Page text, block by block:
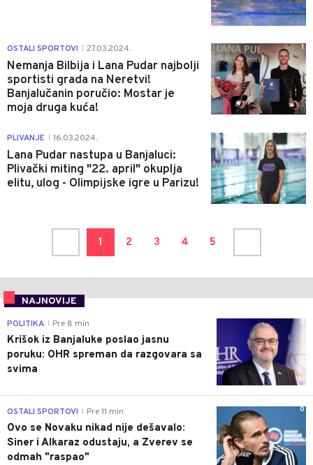
OSTALI SPORTOVI 27.03.2024.
Nemanja Bilbija i Lana Pudar najbolji
sportisti grada na Neretvi!
Banjalučanin poručio: Mostar je
moja druga kuća!
1
PLIVANJE 16.03.2024.
Lana Pudar nastupa u Banjaluci:
Plivački miting "22. april" okuplja
elitu, ulog - Olimpijske igre u Parizu!
0
1 2 3 4 5
NAJNOVIJE
0
POLITIKA Pre 8 min
Krišok iz Banjaluke poslao jasnu
poruku: OHR spreman da razgovara sa
svima
0
OSTALI SPORTOVI Pre 11 min
Ovo se Novaku nikad nije dešavalo:
Siner i Alkaraz odustaju, a Zverev se
odmah "raspao"